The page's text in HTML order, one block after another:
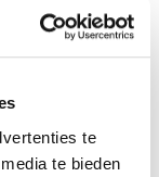
te
te bieden